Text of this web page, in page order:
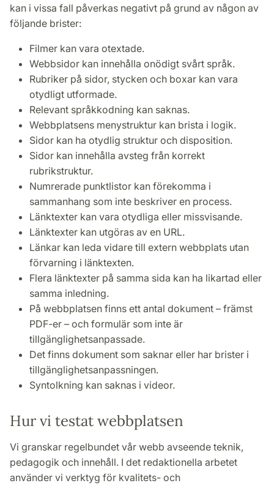
kan i vissa fall påverkas negativt på grund av någon av
följande brister:
Filmer kan vara otextade.
Webbsidor kan innehålla onödigt svårt språk.
Rubriker på sidor, stycken och boxar kan vara
otydligt utformade.
Relevant språkkodning kan saknas.
Webbplatsens menystruktur kan brista i logik.
Sidor kan ha otydlig struktur och disposition.
Sidor kan innehålla avsteg från korrekt
rubrikstruktur.
Numrerade punktlistor kan förekomma i
sammanhang som inte beskriver en process.
Länktexter kan vara otydliga eller missvisande.
Länktexter kan utgöras av en URL.
Länkar kan leda vidare till extern webbplats utan
förvarning i länktexten.
Flera länktexter på samma sida kan ha likartad eller
samma inledning.
På webbplatsen finns ett antal dokument – främst
PDF-er – och formulär som inte är
tillgänglighetsanpassade.
Det finns dokument som saknar eller har brister i
tillgänglighetsanpassningen.
Syntolkning kan saknas i videor.
Hur vi testat webbplatsen
Vi granskar regelbundet vår webb avseende teknik,
pedagogik och innehåll. I det redaktionella arbetet
använder vi verktyg för kvalitets- och